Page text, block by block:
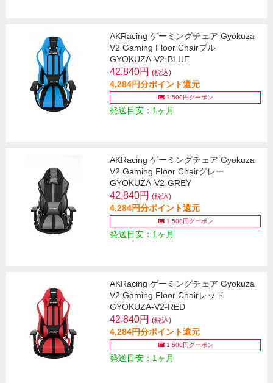
AKRacing ゲーミングチェア Gyokuza
V2 Gaming Floor Chairブル
GYOKUZA-V2-BLUE
42,840円 (税込)
4,284円分ポイント還元
1,500円クーポン
発送目安：1ヶ月
AKRacing ゲーミングチェア Gyokuza
V2 Gaming Floor Chairグレー
GYOKUZA-V2-GREY
42,840円 (税込)
4,284円分ポイント還元
1,500円クーポン
発送目安：1ヶ月
AKRacing ゲーミングチェア Gyokuza
V2 Gaming Floor Chairレッド
GYOKUZA-V2-RED
42,840円 (税込)
4,284円分ポイント還元
1,500円クーポン
発送目安：1ヶ月